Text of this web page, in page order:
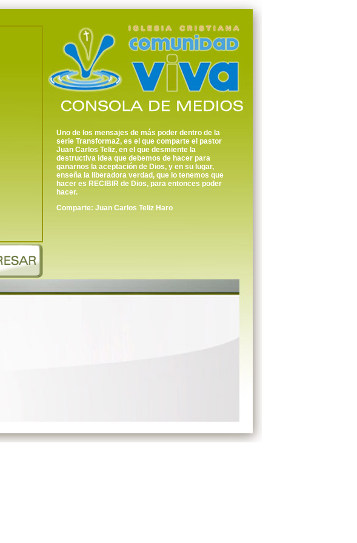
Uno de los mensajes de más poder dentro de la
serie Transforma2, es el que comparte el pastor
Juan Carlos Teliz, en el que desmiente la
destructiva idea que debemos de hacer para
ganarnos la aceptación de Dios, y en su lugar,
enseña la liberadora verdad, que lo tenemos que
hacer es RECIBIR de Dios, para entonces poder
hacer.
Comparte: Juan Carlos Teliz Haro